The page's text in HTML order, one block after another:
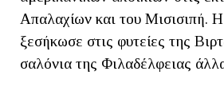
Απαλαχίων και του Μισισιπή.
ξεσήκωσε στις φυτείες της
σαλόνια της Φιλαδέλφειας